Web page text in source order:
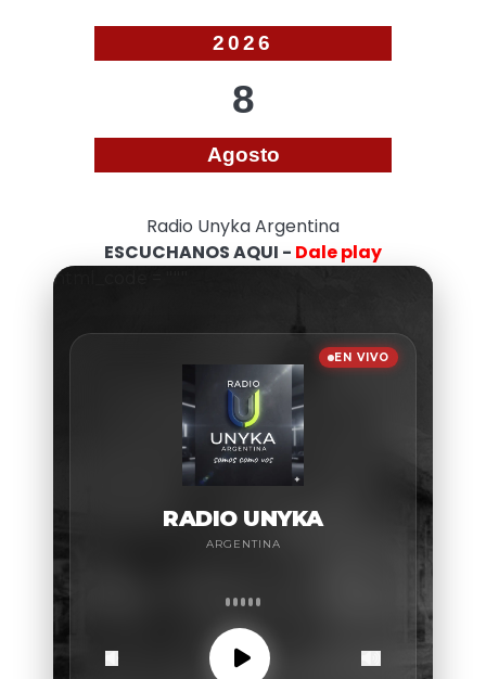
2026
8
Agosto
Radio Unyka Argentina
ESCUCHANOS AQUI - Dale play